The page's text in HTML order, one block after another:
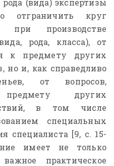
(вида) экспертизы
отграничить круг
при производстве
рода, класса), от
к предмету других
но и, как справедливо
от вопросов,
других
в том числе
специальных
специалиста [9, c. 15-
имеет не только
практическое